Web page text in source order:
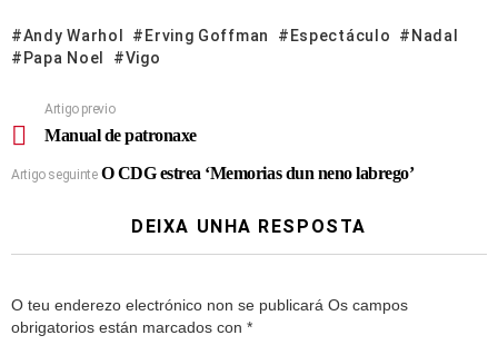
Andy Warhol Erving Goffman Espectáculo
Nadal
Papa Noel
Vigo
Artigo previo
Manual de patronaxe
Artigo seguinte O CDG estrea ‘Memorias dun neno labrego’
DEIXA UNHA RESPOSTA
O teu enderezo electrónico non se publicará Os campos
obrigatorios están marcados con *